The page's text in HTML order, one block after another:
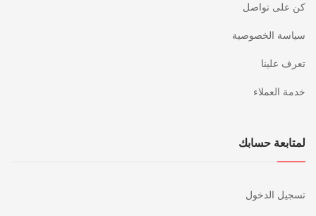
كن على تواصل
سياسة الخصوصية
تعرف علينا
خدمة العملاء
لمتابعة حسابك
تسجيل الدخول